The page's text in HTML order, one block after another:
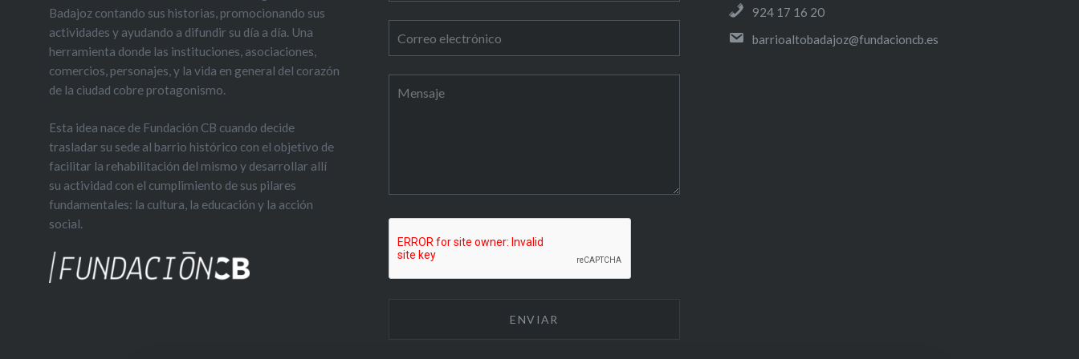
años que vienen desde todos los
lugares a comprarme. Tengo
otro puesto más allá, hacia la
esquina del Corte Inglés pero
Badajoz contando sus historias, promocionando sus
actividades y ayudando a difundir su día a día. Una
herramienta donde las instituciones, asociaciones,
comercios, personajes, y la vida en general del corazón
de la ciudad cobre protagonismo.
Esta idea nace de Fundación CB cuando decide
trasladar su sede al barrio histórico con el objetivo de
facilitar la rehabilitación del mismo y desarrollar allí
su actividad con el cumplimiento de sus pilares
fundamentales: la cultura, la educación y la acción
social.
S
T
C
E
924 17 16 20
barrioaltobadajoz@fundacioncb.es